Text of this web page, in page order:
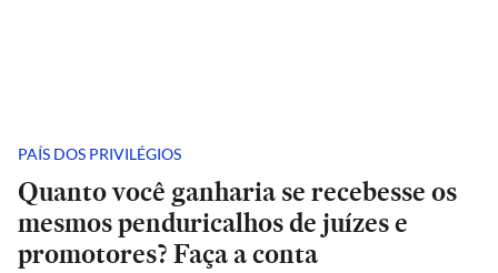
PAÍS DOS PRIVILÉGIOS
Quanto você ganharia se recebesse os
mesmos penduricalhos de juízes e
promotores? Faça a conta